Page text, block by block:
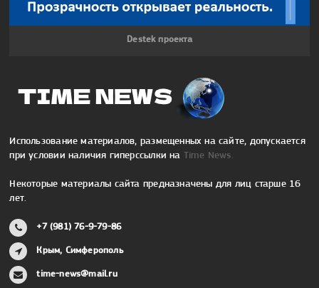
Destek проекта
Использование материалов, размещенных на сайте, допускается
при условии наличия гиперссылки на Time News.
Некоторые материалы сайта предназначены для лиц старше 16
лет.
+7 (981) 76-9-79-86
Крым, Симферополь
time-news@mail.ru